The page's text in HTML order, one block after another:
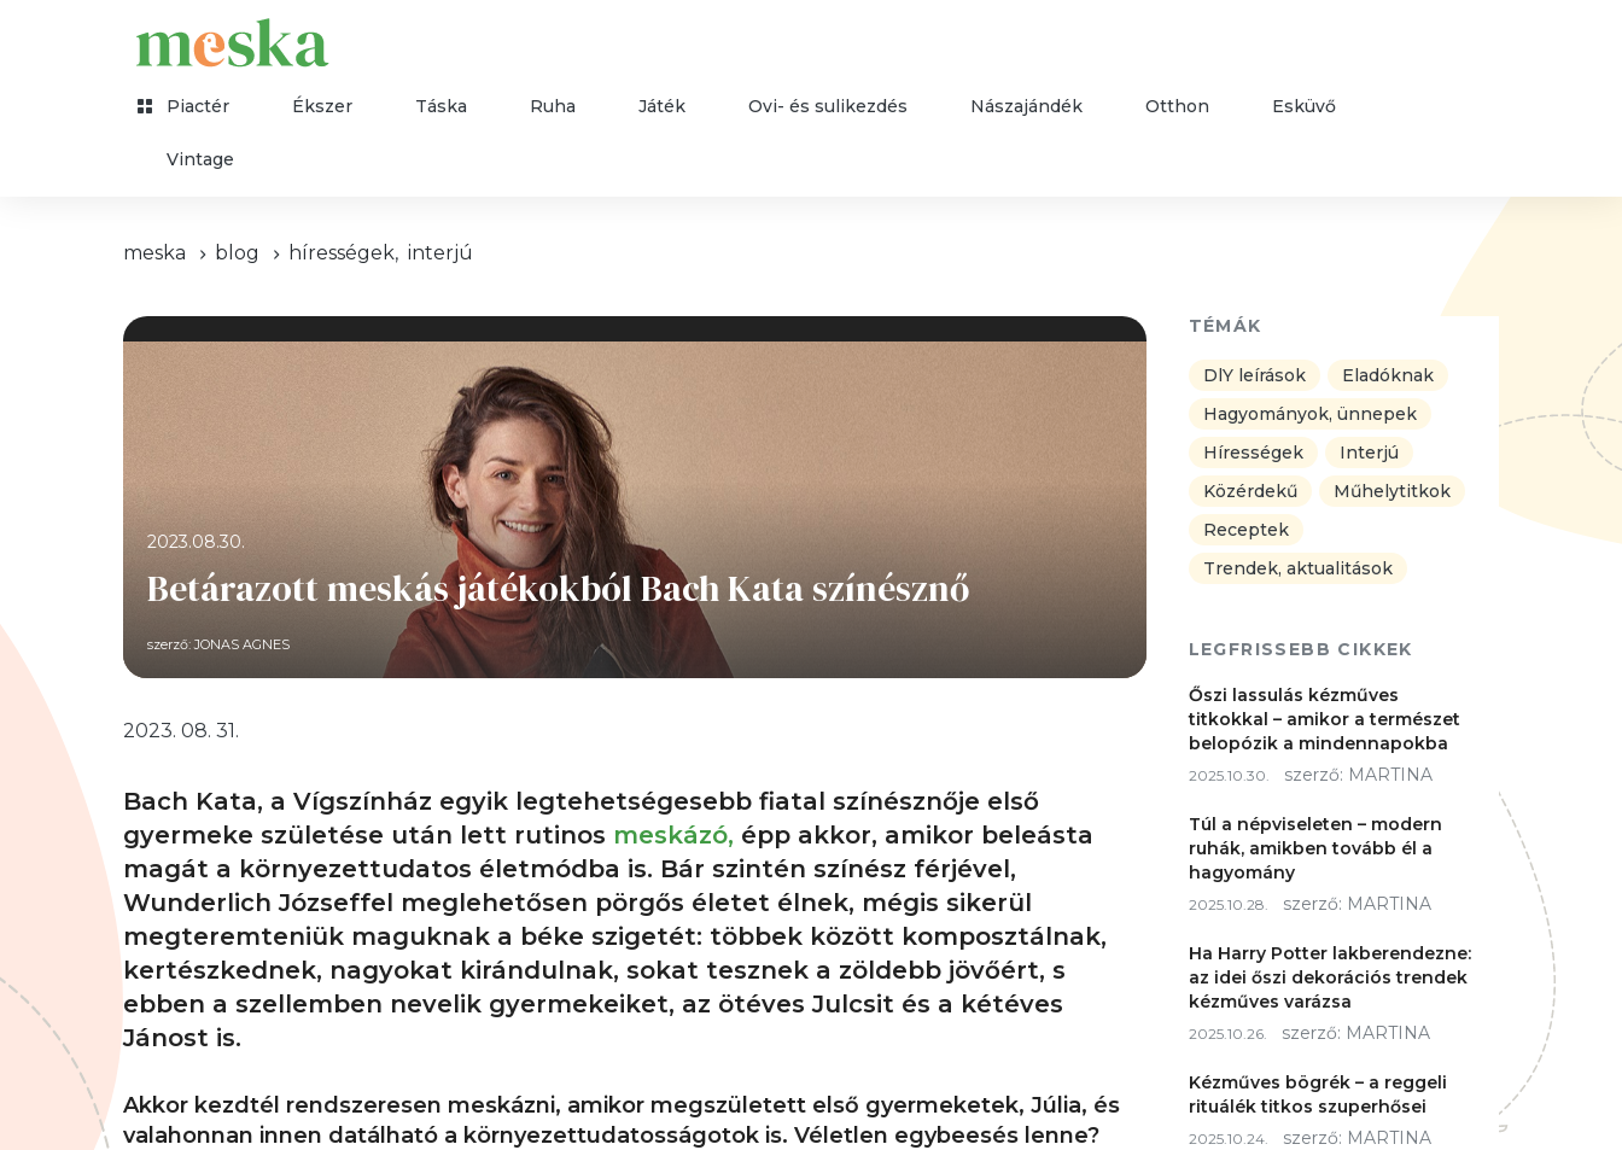
Piactér Ékszer Táska Ruha Játék Ovi- és sulikezdés Nászajándék Otthon Esküvő
Vintage
meska blog hírességek, interjú
2023.08.30.
Betárazott meskás játékokból Bach Kata színésznő
szerző: JONAS AGNES
2023. 08. 31.
Bach Kata, a Vígszínház egyik legtehetségesebb fiatal színésznője első
gyermeke születése után lett rutinos meskázó, épp akkor, amikor beleásta
magát a környezettudatos életmódba is. Bár szintén színész férjével,
Wunderlich Józseffel meglehetősen pörgős életet élnek, mégis sikerül
megteremteniük maguknak a béke szigetét: többek között komposztálnak,
kertészkednek, nagyokat kirándulnak, sokat tesznek a zöldebb jövőért, s
ebben a szellemben nevelik gyermekeiket, az ötéves Julcsit és a kétéves
Jánost is.
Akkor kezdtél rendszeresen meskázni, amikor megszületett első gyermeketek, Júlia, és
valahonnan innen datálható a környezettudatosságotok is. Véletlen egybeesés lenne?
TÉMÁK
DlY leírások
Eladóknak
Hagyományok, ünnepek
Hírességek
Interjú
Közérdekű
Műhelytitkok
Receptek
Trendek, aktualitások
LEGFRISSEBB CIKKEK
Őszi lassulás kézműves
titkokkal – amikor a természet
belopózik a mindennapokba
2025.10.30. szerző: MARTINA
Túl a népviseleten – modern
ruhák, amikben tovább él a
hagyomány
2025.10.28. szerző: MARTINA
Ha Harry Potter lakberendezne:
az idei őszi dekorációs trendek
kézműves varázsa
2025.10.26. szerző: MARTINA
Kézműves bögrék – a reggeli
rituálék titkos szuperhősei
2025.10.24. szerző: MARTINA